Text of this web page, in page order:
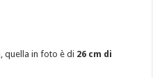
quella in foto è di 26 cm di